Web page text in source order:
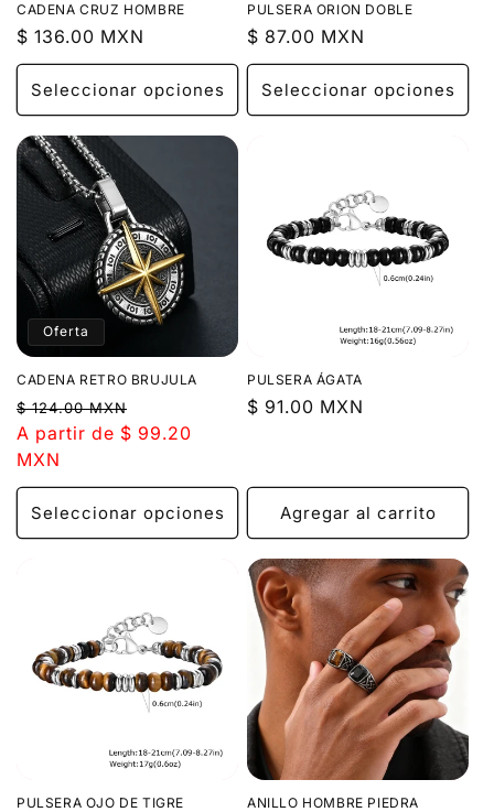
CADENA CRUZ HOMBRE
Precio
habitual
$ 136.00 MXN
Seleccionar opciones
PULSERA ORION DOBLE
Precio
habitual
$ 87.00 MXN
Seleccionar opciones
Oferta
CADENA RETRO BRUJULA
Precio
habitual
$ 124.00 MXN
de
A partir de $ 99.20
MXN
Seleccionar opciones
PULSERA ÁGATA
Precio
$ 91.00 MXN
Agregar al carrito
PULSERA OJO DE TIGRE ANILLO HOMBRE PIEDRA